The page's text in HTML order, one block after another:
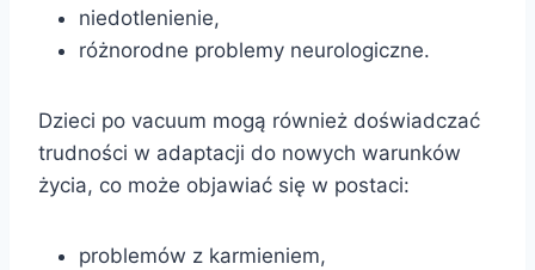
niedotlenienie,
różnorodne problemy neurologiczne.
Dzieci po vacuum mogą również doświadczać
trudności w adaptacji do nowych warunków
życia, co może objawiać się w postaci:
problemów z karmieniem,